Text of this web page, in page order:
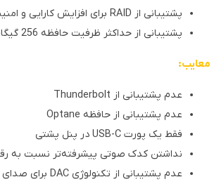
پشتیبانی از RAID برای افزایش کارایی و امنیت ذخیره‌سازی
پشتیبانی از حداکثر ظرفیت حافظه 256 گیگابایت
معایب:
عدم پشتیبانی از Thunderbolt
عدم پشتیبانی از حافظه Optane
فقط یک پورت USB-C در پنل پشتی
نداشتن کدک صوتی پیشرفته‌تر نسبت به
عدم پشتیبانی از تکنولوژی DAC برای صدای بهتر